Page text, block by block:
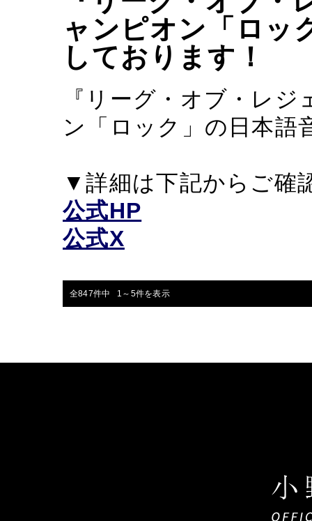
ャンピオン「ロッ
しております！
『リーグ・オブ・レ
ン「ロック」の日本語
▼詳細は下記からご確
公式HP
公式X
全847件中 1～5件を表示